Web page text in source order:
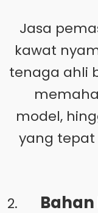
Jasa
kawat
tenaga ahli
model,
yang tepat